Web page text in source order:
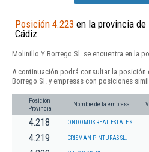
Posición 4.223 en la provincia de
Cádiz
Molinillo Y Borrego Sl. se encuentra en la
A continuación podrá consultar la posición
Borrego Sl. y empresas con posiciones
Posición
Provincia
Nombre de la empresa
4.218 ONDOMUS REAL ESTATE SL.
4.219 CRISMAN PINTURAS SL.